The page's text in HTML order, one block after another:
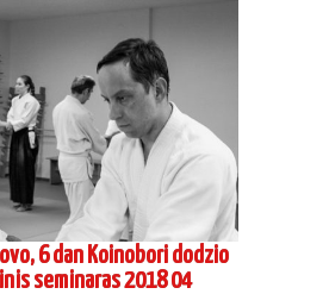
6 dan Koinobori dodzio
seminaras 2018 04